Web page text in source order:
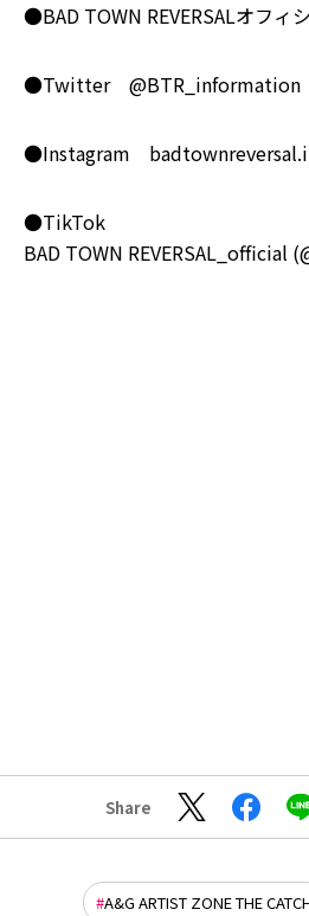
●BAD TOWN REVERSALオフィ
●Twitter @BTR_information
●Instagram
●TikTok
BAD TOWN REVERSAL_official
Share
A&G ARTIST ZONE THE